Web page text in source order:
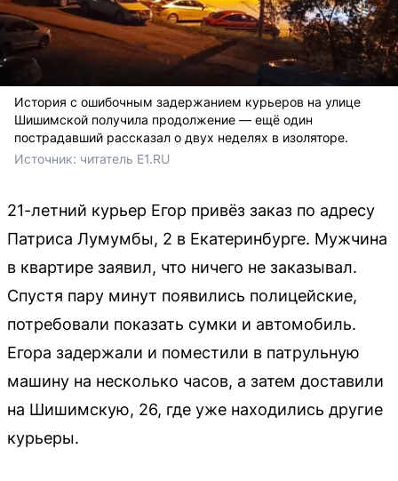
История с ошибочным задержанием курьеров на улице
Шишимской получила продолжение — ещё один
пострадавший рассказал о двух неделях в изоляторе.
Источник: читатель E1.RU
21-летний курьер Егор привёз заказ по адресу
Патриса Лумумбы, 2 в Екатеринбурге. Мужчина
в квартире заявил, что ничего не заказывал.
Спустя пару минут появились полицейские,
потребовали показать сумки и автомобиль.
Егора задержали и поместили в патрульную
машину на несколько часов, а затем доставили
на Шишимскую, 26, где уже находились другие
курьеры.